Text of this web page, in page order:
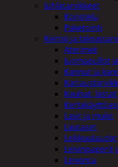
Juhlatarvikkeet
Koristelu
Paketointi
Keittiö ja
Aterimet
Juomapullot
Kannut ja
Kauhat,
Lasit ja mukit
Lautaset
Leikkuulaudat
Leivinpaperit
Leivonta